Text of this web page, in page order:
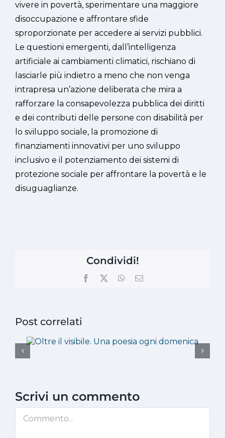
vivere in povertà, sperimentare una maggiore
disoccupazione e affrontare sfide
sproporzionate per accedere ai servizi pubblici.
Le questioni emergenti, dall’intelligenza
artificiale ai cambiamenti climatici, rischiano di
lasciarle più indietro a meno che non venga
intrapresa un’azione deliberata che mira a
rafforzare la consapevolezza pubblica dei diritti
e dei contributi delle persone con disabilità per
lo sviluppo sociale, la promozione di
finanziamenti innovativi per uno sviluppo
inclusivo e il potenziamento dei sistemi di
protezione sociale per affrontare la povertà e le
disuguaglianze.
Condividi!
Facebook WhatsApp
Email
Post correlati
Scrivi un commento
Commento